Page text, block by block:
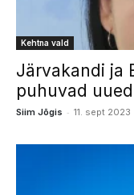
Kehtna vald
Järvakandi ja
puhuvad
Siim Jõgis - 11. sept 2023